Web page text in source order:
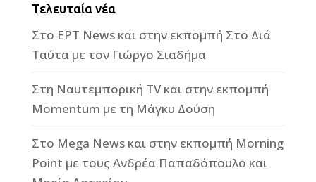
Τελευταία νέα
Στο ΕΡΤ News και στην εκπομπή Στο Διά
Ταύτα με τον Γιώργο Σιαδήμα
Στη Ναυτεμπορική TV και στην εκπομπή
Momentum με τη Μάγκυ Δούση
Στο Mega News και στην εκπομπή Morning
Point με τους Ανδρέα Παπαδόπουλο και